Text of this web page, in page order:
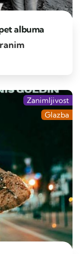
albuma
Zanimljivost
Glazba